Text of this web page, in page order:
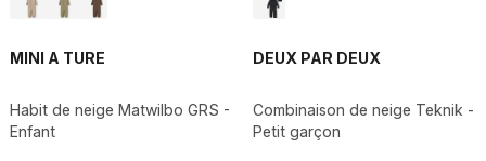
MINI A TURE
Habit de neige Matwilbo GRS -
Enfant
DEUX PAR DEUX
Combinaison de neige Teknik -
Petit garçon